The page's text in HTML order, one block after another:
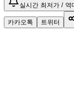
실시간 최저가 / 역
카카오톡 트위터